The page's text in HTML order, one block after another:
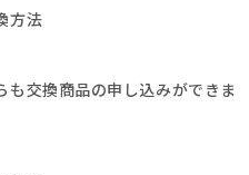
方法
交換商品の申し込みができま